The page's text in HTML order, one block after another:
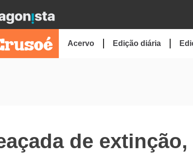
Acervo Edição diária
de